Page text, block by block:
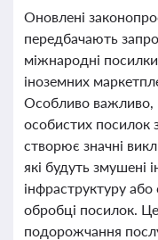
Оновлені
передбачають
міжнародні
іноземних
Особливо важливо,
особистих посилок
створює значні
які будуть змушені
інфраструктуру
обробці посилок.
подорожчання